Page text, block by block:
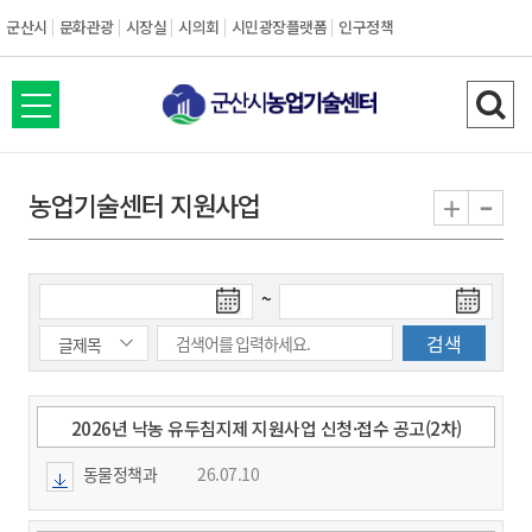
군산시 문화관광 시장실 시의회 시민광장플랫폼 인구정책
전
체
뉴
열
검
색
기
농업기술센터 지원사업 + -
색
시
일
~
색
종
일
2026년 낙농 유두침지제 지원사업 신청·접수 공고(2차)
동물정책과 26.07.10